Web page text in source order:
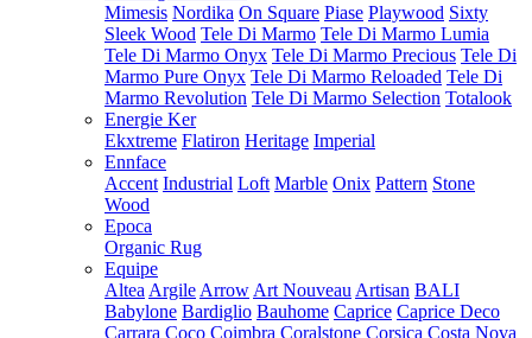
Mimesis Nordika On Square Piase Playwood Sixty
Sleek Wood Tele Di Marmo Tele Di Marmo Lumia
Tele Di Marmo Onyx Tele Di Marmo Precious Tele Di
Marmo Pure Onyx Tele Di Marmo Reloaded Tele Di
Marmo Revolution Tele Di Marmo Selection Totalook
Energie Ker
Ekxtreme Flatiron Heritage Imperial
Ennface
Accent Industrial Loft Marble Onix Pattern Stone
Wood
Epoca
Organic Rug
Equipe
Altea Argile Arrow Art Nouveau Artisan BALI
Babylone Bardiglio Bauhome Caprice Caprice Deco
Carrara Coco Coimbra Coralstone Corsica Costa Nova